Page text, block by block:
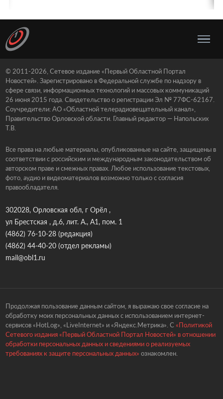
© 2011-2026, Сетевое издание «Первый Областной Портал
Новостей». Зарегистрировано в Федеральной службе по надзору в
сфере связи, информационных технологий и массовых коммуникаций
26 июня 2015 года. Свидетельство о регистрации Эл № 77ФС-62167.
Соучредители: АО «Областной телерадиовещательный канал»,
Правительство Орловской области. Главный редактор — Напольских
Т.В.
Все права на любые материалы, опубликованные на сайте, защищены в
соответствии с российским и международным законодательством об
авторском праве и смежных правах. Любое использование текстовых,
фото, аудио и видеоматериалов возможно только с согласия
правообладателя.
302028, Орловская обл, г Орёл ,
ул Брестская , д.6, лит. А., А1, пом. 1
(4862) 76-10-28(редакция)
(4862) 44-40-20(отдел рекламы)
mail@obl1.ru
Продолжая пользование данным сайтом, я выражаю свое согласие на
обработку моих персональных данных с использованием интернет-
сервисов «HotLog», «LiveInternet» и «Яндекс.Метрика». С «Политикой
Сетевого издания «Первый Областной Портал Новостей» в отношении
обработки персональных данных и сведениями о реализуемых
требованиях к защите персональных данных» ознакомлен.